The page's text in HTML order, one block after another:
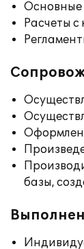
Основные
Расчеты с
Оформлен
базы,